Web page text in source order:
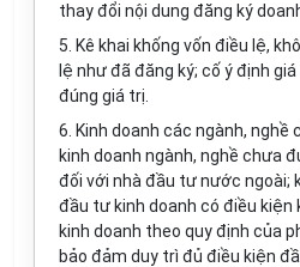
thay đổi nội dung đăng ký
5. Kê khai khống vốn điều lệ,
lệ như đã đăng ký; cố ý định
đúng giá trị.
6. Kinh doanh các ngành, nghề
kinh doanh ngành, nghề chưa
đối với nhà đầu tư nước ngoài;
đầu tư kinh doanh có điều kiện
kinh doanh theo quy định của
bảo đảm duy trì đủ điều kiện